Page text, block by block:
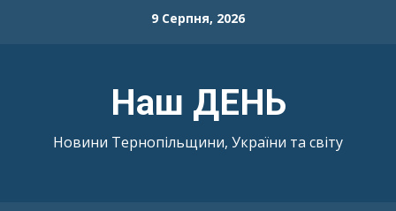
9 Серпня, 2026
Наш ДЕНЬ
Новини Тернопільщини, України та світу